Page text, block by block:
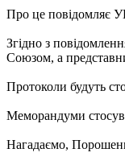
Про це повідомляє
Згідно з
Союзом, а
Протоколи будуть
Меморандуми
Нагадаємо,